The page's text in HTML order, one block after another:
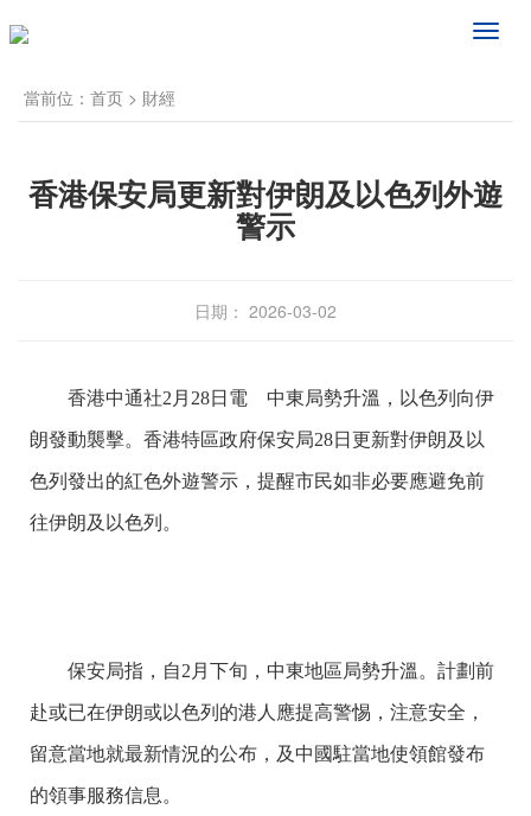
频
當前位： 首页 > 財經
香港保安局更新對伊朗及以色列外遊
警示
日期： 2026-03-02
香港中通社2月28日電 中東局勢升溫，以色列向伊
朗發動襲擊。香港特區政府保安局28日更新對伊朗及以
色列發出的紅色外遊警示，提醒市民如非必要應避免前
往伊朗及以色列。
保安局指，自2月下旬，中東地區局勢升溫。計劃前
赴或已在伊朗或以色列的港人應提高警惕，注意安全，
留意當地就最新情況的公布，及中國駐當地使領館發布
的領事服務信息。